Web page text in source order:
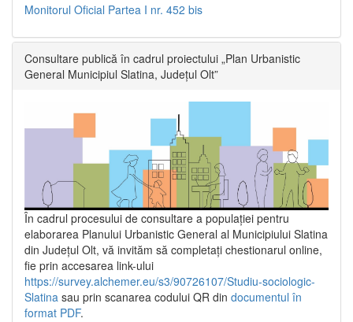
Monitorul Oficial Partea I nr. 452 bis
Consultare publică în cadrul proiectului „Plan Urbanistic
General Municipiul Slatina, Județul Olt”
În cadrul procesului de consultare a populaţiei pentru
elaborarea Planului Urbanistic General al Municipiului Slatina
din Județul Olt, vă invităm să completați chestionarul online,
fie prin accesarea link-ului
https://survey.alchemer.eu/s3/90726107/Studiu-sociologic-
Slatina sau prin scanarea codului QR din documentul în
format PDF.